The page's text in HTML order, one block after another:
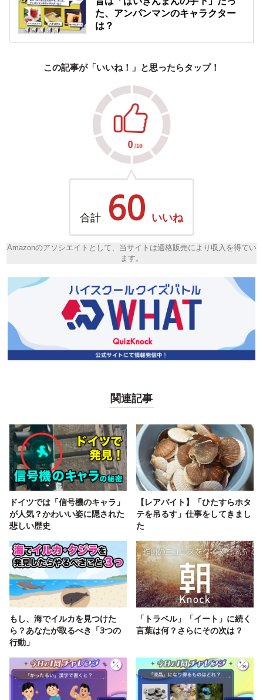
た、アンパンマンのキャラクター
は？
この記事が「いいね！」と思ったらタップ！
合計 60 いいね
Amazonのアソシエイトとして、当サイトは適格販売により収入を得てい
ます。
関連記事
ドイツでは「信号機のキャラ」
が人気？かわいい姿に隠された
悲しい歴史
【レアバイト】「ひたすらホタ
テを吊るす」仕事をしてきまし
た
もし、海でイルカを見つけた
ら？あなたが取るべき「3つの
行動」
「トラベル」「イート」に続く
言葉は何？さらにその次は？